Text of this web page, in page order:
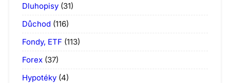
Dluhopisy (31)
Důchod (116)
Fondy, ETF (113)
Forex (37)
Hypotéky (4)